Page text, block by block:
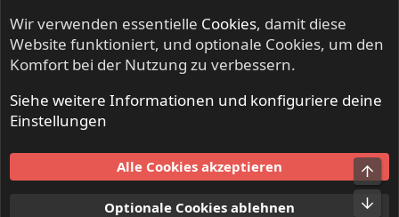
METROPOLIS - Progressive Rock & Metal
Nutzungsbedingungen
Datenschutz
S
Wir verwenden essentielle Cookies, damit diese
Website funktioniert, und optionale Cookies, um den
Komfort bei der Nutzung zu verbessern.
Siehe weitere Informationen und konfiguriere deine
Einstellungen
Alle Cookies akzeptieren
Optionale Cookies ablehnen